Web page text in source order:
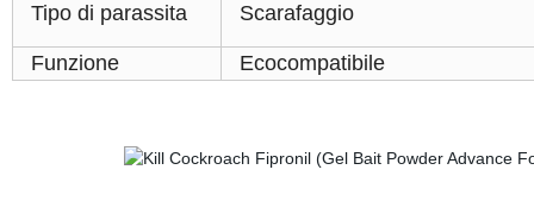
Tipo di parassita Scarafaggio
Funzione Ecocompatibile